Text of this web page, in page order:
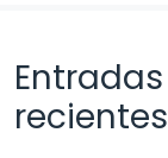
Entradas
recientes